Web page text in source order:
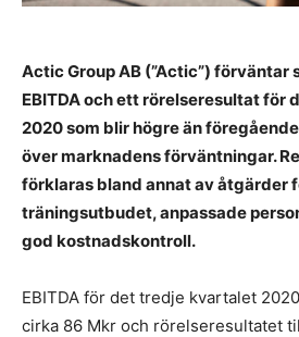
Actic Group AB (”Actic”) förväntar
EBITDA och ett rörelseresultat för
2020 som blir högre än
över marknadens förväntningar.
förklaras bland annat av åtgärder
träningsutbudet, anpassade
god kostnadskontroll.
EBITDA för det tredje kvartalet
cirka 86 Mkr och rörelseresultatet